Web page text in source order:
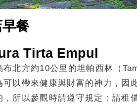
餐
Tirta Empul
布北方約10公里的坦帕西林（
可以帶來健康與財富的神力，因
，所以參觀時請遵守規定：請租